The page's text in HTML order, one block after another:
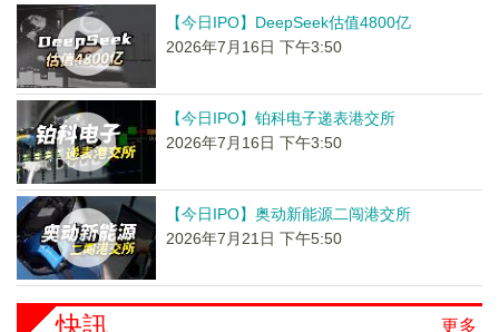
【今日IPO】DeepSeek估值4800亿
2026年7月16日 下午3:50
【今日IPO】铂科电子递表港交所
2026年7月16日 下午3:50
【今日IPO】奥动新能源二闯港交所
2026年7月21日 下午5:50
更多
快訊